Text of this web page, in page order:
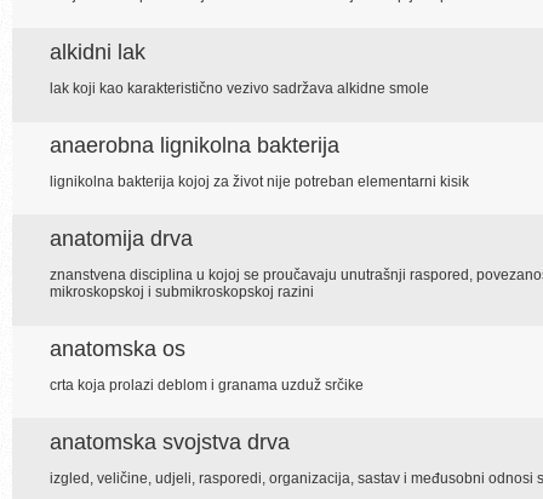
alkidni lak
lak koji kao karakteristično vezivo sadržava alkidne smole
anaerobna lignikolna bakterija
lignikolna bakterija kojoj za život nije potreban elementarni kisik
anatomija drva
znanstvena disciplina u kojoj se proučavaju unutrašnji raspored,
mikroskopskoj i submikroskopskoj razini
anatomska os
crta koja prolazi deblom i granama uzduž srčike
anatomska svojstva drva
izgled, veličine, udjeli, rasporedi, organizacija, sastav i međusobni odnosi